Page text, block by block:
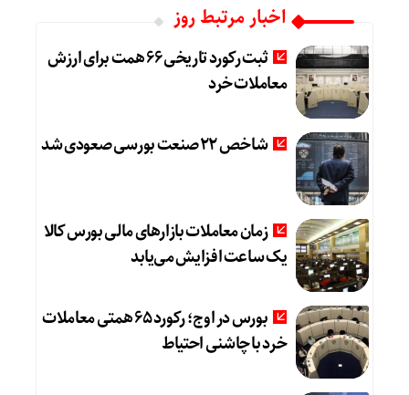
اخبار مرتبط روز
ثبت رکورد تاریخی 66 همت برای ارزش
معاملات خرد
شاخص 22 صنعت بورسی صعودی شد
زمان معاملات بازارهای مالی بورس کالا
یک ساعت افزایش می‌یابد
بورس در اوج؛ رکورد 65 همتی معاملات
خرد با چاشنی احتیاط